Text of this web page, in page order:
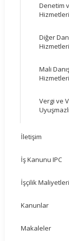
Denetim
Hizmetleri
Diğer
Hizmetleri
Mali
Hizmetleri
Vergi ve
İletişim
İş Kanunu IPC
İşçilik Maliyetleri
Kanunlar
Makaleler